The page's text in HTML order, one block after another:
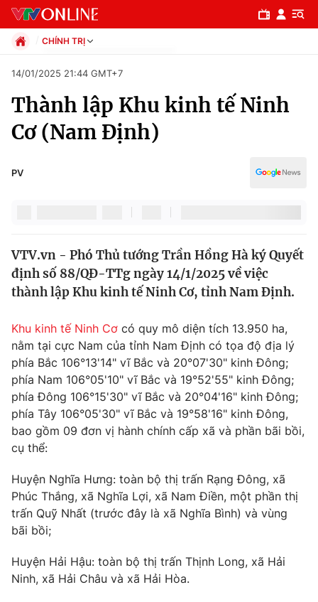
Chuyên mục
Chính trị
Y tế
Tin tức
Thế giới đó đây
Câu chuyện quốc tế
Kinh tế
Tài chính
Thị trường
Góc doanh nghiệp
Dữ liệu và đời sống
Truyền hình
Hậu trường
Nhân vật
Giải sao mai
Giải trí
Điện ảnh
Âm nhạc
Sao
Đời sống
Làm đẹp
Giáo dục
Tuyển sinh
CHÍNH TRỊ
Xã hội
Pháp luật
Thể thao
Giáo dục
14/01/2025 21:44 GMT+7
Thành lập Khu kinh tế Ninh
Cơ (Nam Định)
PV
VTV.vn - Phó Thủ tướng Trần Hồng Hà ký Quyết
định số 88/QĐ-TTg ngày 14/1/2025 về việc
thành lập Khu kinh tế Ninh Cơ, tỉnh Nam Định.
Khu kinh tế Ninh Cơ có quy mô diện tích 13.950 ha,
nằm tại cực Nam của tỉnh Nam Định có tọa độ địa lý
phía Bắc 106°13'14" vĩ Bắc và 20°07'30" kinh Đông;
phía Nam 106°05'10" vĩ Bắc và 19°52'55" kinh Đông;
phía Đông 106°15'30" vĩ Bắc và 20°04'16" kinh Đông;
phía Tây 106°05'30" vĩ Bắc và 19°58'16" kinh Đông,
bao gồm 09 đơn vị hành chính cấp xã và phần bãi bồi,
cụ thể:
Huyện Nghĩa Hưng: toàn bộ thị trấn Rạng Đông, xã
Phúc Thắng, xã Nghĩa Lợi, xã Nam Điền, một phần thị
trấn Quỹ Nhất (trước đây là xã Nghĩa Bình) và vùng
bãi bồi;
Huyện Hải Hậu: toàn bộ thị trấn Thịnh Long, xã Hải
Ninh, xã Hải Châu và xã Hải Hòa.